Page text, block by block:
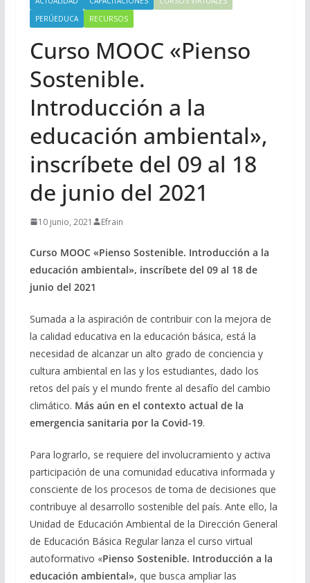
PERÚEDUCA
RECURSOS
Curso MOOC «Pienso
Sostenible.
Introducción a la
educación ambiental»,
inscríbete del 09 al 18
de junio del 2021
10 junio, 2021 Efrain
Curso MOOC «Pienso Sostenible. Introducción a la
educación ambiental», inscríbete del 09 al 18 de
junio del 2021
Sumada a la aspiración de contribuir con la mejora de
la calidad educativa en la educación básica, está la
necesidad de alcanzar un alto grado de conciencia y
cultura ambiental en las y los estudiantes, dado los
retos del país y el mundo frente al desafío del cambio
climático. Más aún en el contexto actual de la
emergencia sanitaria por la Covid-19.
Para lograrlo, se requiere del involucramiento y activa
participación de una comunidad educativa informada y
consciente de los procesos de toma de decisiones que
contribuye al desarrollo sostenible del país. Ante ello, la
Unidad de Educación Ambiental de la Dirección General
de Educación Básica Regular lanza el curso virtual
autoformativo «Pienso Sostenible. Introducción a la
educación ambiental», que busca ampliar las